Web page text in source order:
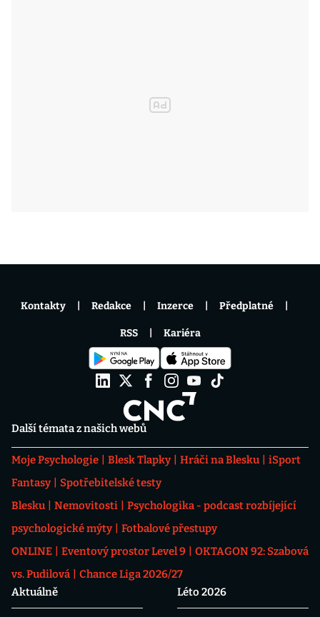
Další témata z našich webů
Moje Psychologie Blesk Tlapky Hráči na Blesku
iSport
Fantasy
Spotřebitelské testy
Blesku
Nemovitosti
Psychologika - podcast rozbíjející
psychologické mýty
Fotbalové přestupy
ONLINE
Eventový prostor Level 9
OKTAGON 92: Szabová
vs. Pudilová
Chance Liga 2026/27
Aktuálně
Léto 2026
Kontakty Redakce Inzerce Předplatné
RSS Kariéra